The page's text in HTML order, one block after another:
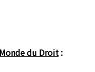
du Droit :